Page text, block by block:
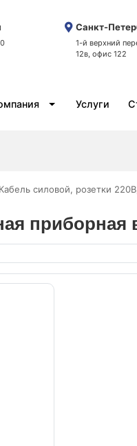
Санкт-
1-й верхний
12в, офис 122
Услуги
Кабель силовой, розетки